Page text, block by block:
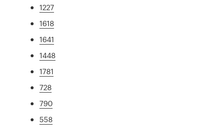
1227
1618
1641
1448
1781
728
790
558